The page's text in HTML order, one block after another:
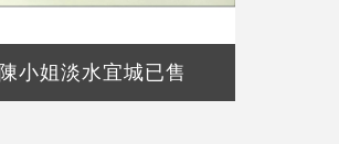
陳小姐淡水宜城已售